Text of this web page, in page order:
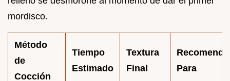
mordisco.
Método
de
Cocción
Tiempo
Estimado
Textura
Final
Para